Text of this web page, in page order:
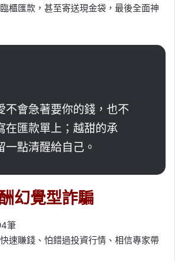
櫃匯款，甚至寄送現金袋，最後全面神
不會急著要你的錢，也不
在匯款單上；越甜的承
一點清醒給自己。
幻覺型詐騙
筆
速賺錢、怕錯過投資行情、相信專家帶